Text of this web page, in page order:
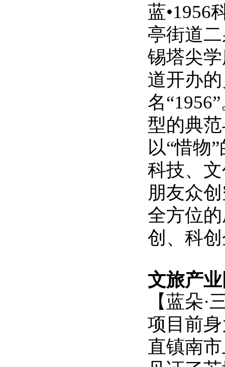
蓝•1956
亭街道
锡塔尖
道开办
名
型的典
以“惜物
科技、
朋友众
全方位
创、科
文旅产
【蓝朵·
项目前
直镇南